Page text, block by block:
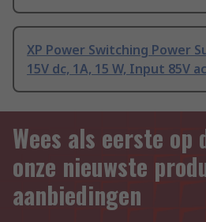
XP Power Switching Power
15V dc, 1A, 15 W, Input 85V
Wees als eerste op
onze nieuwste
aanbiedingen